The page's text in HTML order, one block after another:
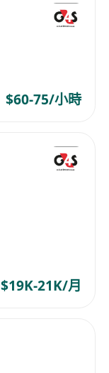
$60-75/小時
$19K-21K/月